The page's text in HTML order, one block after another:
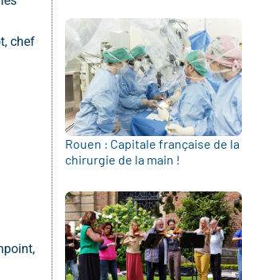
chef
Rouen : Capitale française de la
chirurgie de la main !